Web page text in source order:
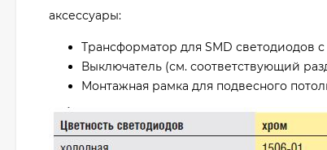
аксессуары:
Трансформатор для SMD светодиодов с
Выключатель (см. соответствующий
Монтажная рамка для подвесного